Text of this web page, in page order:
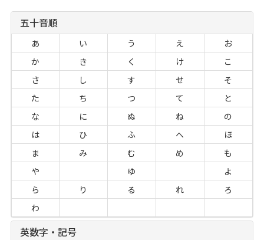
五十音順
あ い う え
お
か
き く け
こ
さ
し す せ
そ
た
ち つ て
と
な
に ぬ ね
の
は
ひ ふ へ
ほ
ま
み む め
も
や
ゆ
よ
ら
り る れ
ろ
わ
英数字・記号